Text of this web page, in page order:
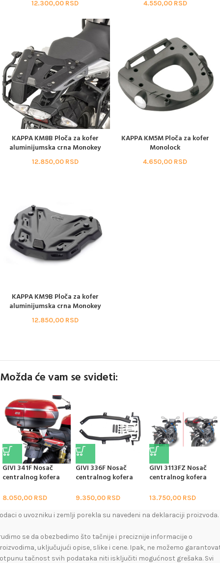
12.300,00 RSD 4.550,00 RSD
KAPPA KM8B Ploča za kofer
aluminijumska crna Monokey
12.850,00 RSD
KAPPA KM5M Ploča za kofer
Monolock
4.650,00 RSD
KAPPA KM9B Ploča za kofer
aluminijumska crna Monokey
12.850,00 RSD
Možda će vam se svideti:
GIVI 341F Nosač
centralnog kofera
1300 (95-02)
8.050,00 RSD
GIVI 336F Nosač
centralnog kofera
(96-01)
9.350,00 RSD
GIVI 3113FZ Nosač
centralnog kofera
21)
13.750,00 RSD
o uvozniku i zemlji porekla su navedeni na deklaraciji proizvoda.
se da obezbedimo što tačnije i preciznije informacije o
uključujući opise, slike i cene. Ipak, ne možemo
tačnost svih podataka niti isključiti mogućnost grešaka. Svi